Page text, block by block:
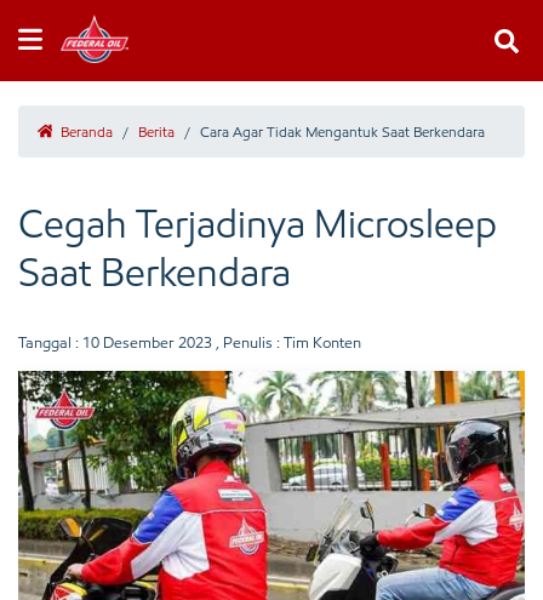
Beranda / Berita / Cara Agar Tidak Mengantuk Saat Berkendara
Cegah Terjadinya Microsleep
Saat Berkendara
Tanggal : 10 Desember 2023 , Penulis : Tim Konten